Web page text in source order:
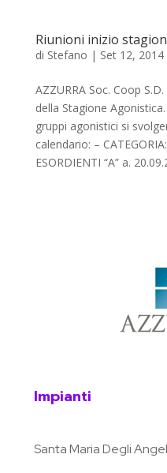
Riunioni inizio
di Stefano | Set 12, 2014
AZZURRA Soc. Coop
della Stagione
gruppi agonistici si
calendario: –
ESORDIENTI “A” a.
Impianti
Santa Maria Degli